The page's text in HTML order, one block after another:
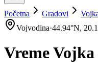
Početna Gradovi
Vojvodina·44.94°N,
VremeVojka